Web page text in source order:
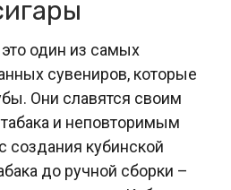
один из самых
сувениров, которые
Они славятся своим
и неповторимым
создания кубинской
до ручной сборки –